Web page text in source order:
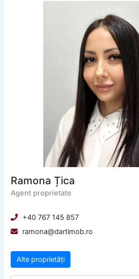
Ramona Țica
Agent proprietate
+40 767 145 857
ramona@dartimob.ro
Alte proprietăți